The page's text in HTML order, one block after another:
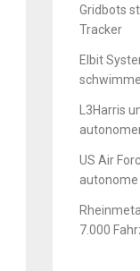
Gridbots
Tracker
Elbit
L3Harris
US Air
7.000